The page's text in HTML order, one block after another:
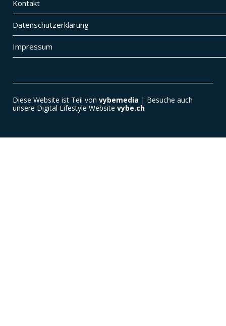
Kontakt
Datenschutzerklärung
Impressum
Diese Website ist Teil von vybemedia | Besuche auch
unsere Digital Lifestyle Website vybe.ch